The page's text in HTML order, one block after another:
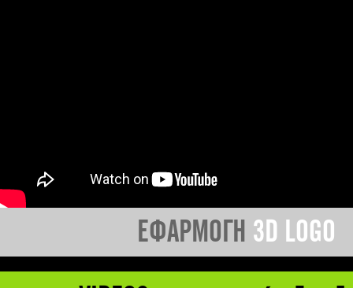
ΕΦΑΡΜΟΓΗ 3D LOGO